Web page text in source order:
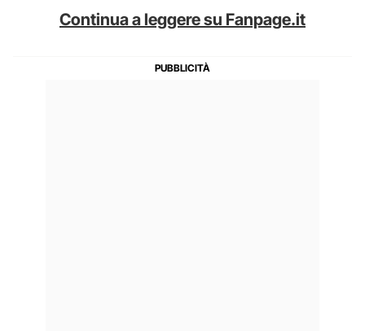
Continua a leggere su Fanpage.it